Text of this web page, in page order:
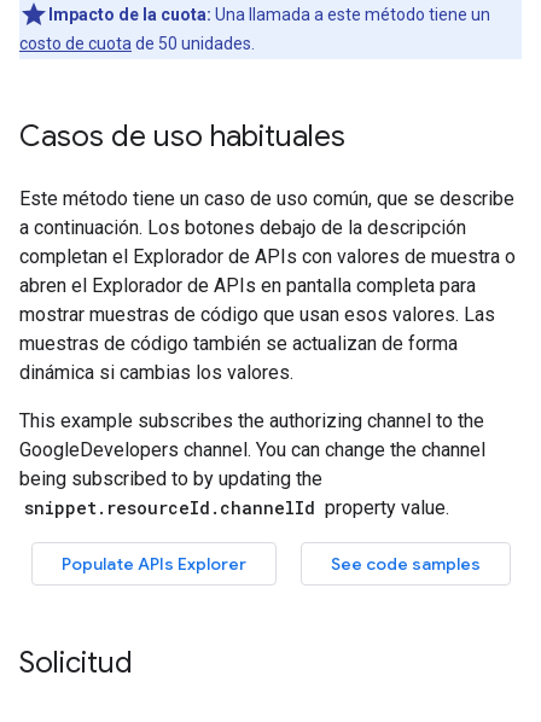
Impacto de la cuota: Una llamada a este método tiene un
costo de cuota de 50 unidades.
Casos de uso habituales
Solicitud